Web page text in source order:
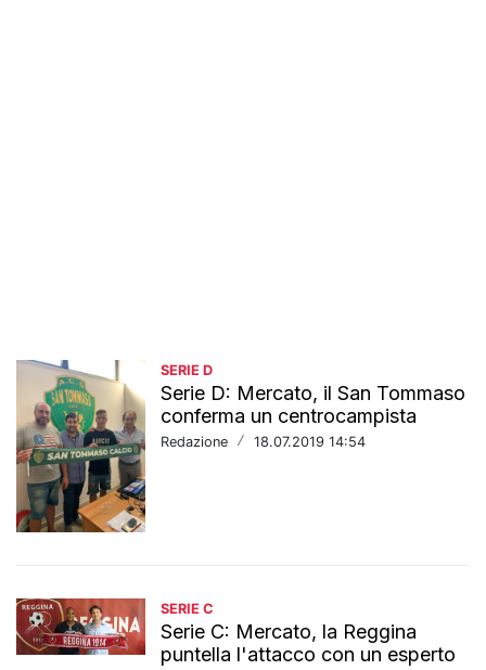
SERIE D
Serie D: Mercato, il San Tommaso
conferma un centrocampista
Redazione / 18.07.2019 14:54
SERIE C
Serie C: Mercato, la Reggina
puntella l'attacco con un esperto